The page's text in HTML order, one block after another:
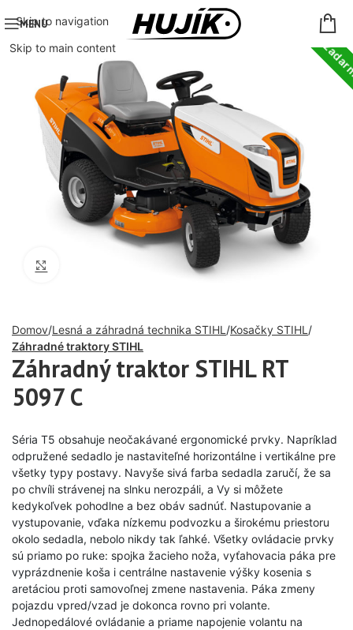
Skip to navigation
Skip to main content
MENU
Domov Lesná a záhradná technika STIHL
Kosačky STIHL
Záhradné traktory STIHL
Záhradný traktor STIHL RT
5097 C
Séria T5 obsahuje neočakávané ergonomické prvky. Napríklad
odpružené sedadlo je nastaviteľné horizontálne i vertikálne pre
všetky typy postavy. Navyše sivá farba sedadla zaručí, že sa
po chvíli strávenej na slnku nerozpáli, a Vy si môžete
kedykoľvek pohodlne a bez obáv sadnúť. Nastupovanie a
vystupovanie, vďaka nízkemu podvozku a širokému priestoru
okolo sedadla, nebolo nikdy tak ľahké. Všetky ovládacie prvky
sú priamo po ruke: spojka žacieho noža, vyťahovacia páka pre
vyprázdnenie koša i centrálne nastavenie výšky kosenia s
aretáciou proti samovoľnej zmene nastavenia. Páka zmeny
pojazdu vpred/vzad je dokonca rovno pri volante.
Jednopedálové ovládanie a priame napojenie volantu na